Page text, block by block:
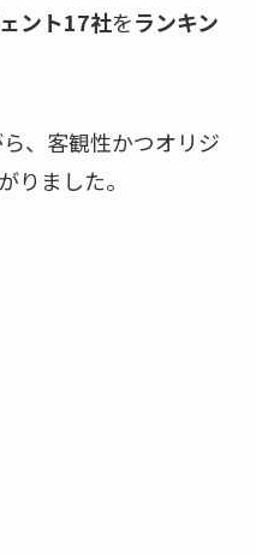
ント17社をランキン
、客観性かつオリジ
りました。